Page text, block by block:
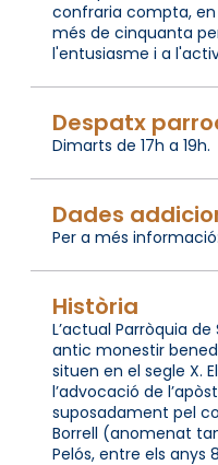
confraria compta,
més de cinquanta
l'entusiasme i a
Despatx
Dimarts de 17h a 19h.
Dades
Per a més
Història
L’actual Parròquia
antic monestir
situen en el segle X.
l’advocació de
suposadament pel
Borrell (anomenat
Pelós, entre els anys